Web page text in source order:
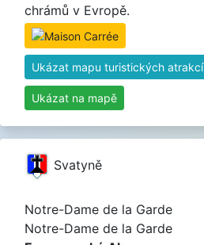
chrámů v Evropě.
Ukázat mapu turistických atrakcí
Ukázat na mapě
Svatyně
Notre-Dame de la Garde
Notre-Dame de la Garde